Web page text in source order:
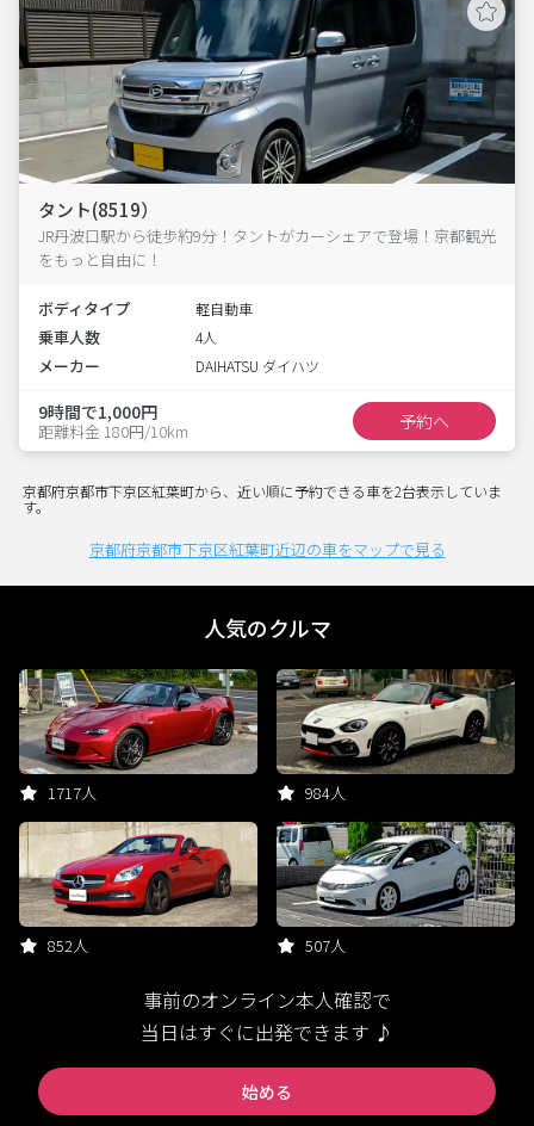
タント(8519）
JR丹波口駅から徒歩約9分！タントがカーシェアで登場！京都観光
をもっと自由に！
ボディタイプ 軽自動車
乗車人数 4人
メーカー DAIHATSU ダイハツ
9時間で1,000円
距離料金 180円/10km 予約へ
京都府京都市下京区紅葉町から、近い順に予約できる車を2台表示していま
す。
京都府京都市下京区紅葉町近辺の車をマップで見る
人気のクルマ
1717人 984人
852人 507人
事前のオンライン本人確認で
当日はすぐに出発できます ♪
始める